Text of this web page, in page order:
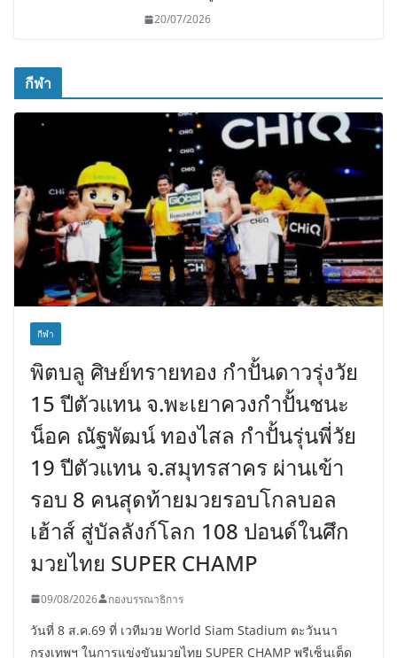
20/07/2026
กีฬา
กีฬา
พิตบลู ศิษย์ทรายทอง กำปั้นดาวรุ่งวัย
15 ปีตัวแทน จ.พะเยาควงกำปั้นชนะ
น็อค ณัฐพัฒน์ ทองไสล กำปั้นรุ่นพี่วัย
19 ปีตัวแทน จ.สมุทรสาคร ผ่านเข้า
รอบ 8 คนสุดท้ายมวยรอบโกลบอล
เฮ้าส์ สู่บัลลังก์โลก 108 ปอนด์ในศึก
มวยไทย SUPER CHAMP
09/08/2026 กองบรรณาธิการ
วันที่ 8 ส.ค.69 ที่ เวทีมวย World Siam Stadium ตะวันนา
กรุงเทพฯ ในการแข่งขันมวยไทย SUPER CHAMP พรีเซ็นเต็ด